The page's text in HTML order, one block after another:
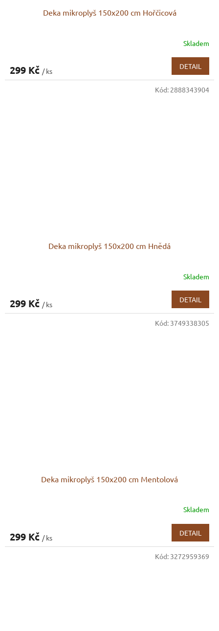
Deka mikroplyš 150x200 cm Hořčicová
Skladem
299 Kč / ks
DETAIL
Deka mikroplyš 150x200 cm Hnědá
Skladem
299 Kč / ks
DETAIL
Kód: 2888343904
Deka mikroplyš 150x200 cm Mentolová
Skladem
299 Kč / ks
DETAIL
Kód: 3749338305
Kód: 3272959369